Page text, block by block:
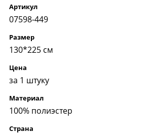
Артикул
07598-449
Размер
130*225 см
Цена
за 1 штуку
Материал
100% полиэстер
Страна